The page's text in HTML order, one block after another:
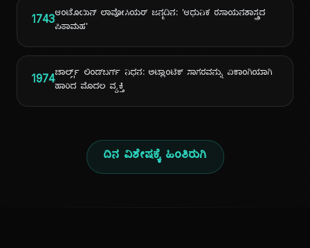
1743ಆಂಟೊಯಿನ್ ಲಾವೋಸಿಯರ್ ಜನ್ಮದಿನ: 'ಆಧುನಿಕ ರಸಾಯನಶಾಸ್ತ್ರದ
ಪಿತಾಮಹ'
1974ಚಾರ್ಲ್ಸ್ ಲಿಂಡ್‌ಬರ್ಗ್ ನಿಧನ: ಅಟ್ಲಾಂಟಿಕ್ ಸಾಗರವನ್ನು ಏಕಾಂಗಿಯಾಗಿ
ಹಾರಿದ ಮೊದಲ ವ್ಯಕ್ತಿ
ದಿನ ವಿಶೇಷಕ್ಕೆ ಹಿಂತಿರುಗಿ